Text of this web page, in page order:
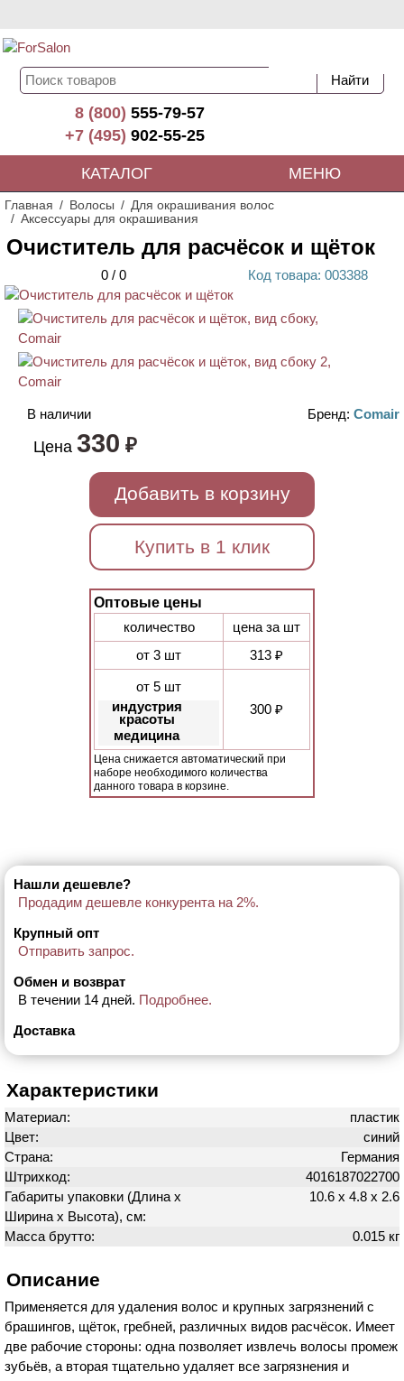
8 (800)555-79-57
+7 (495)902-55-25
КАТАЛОГ МЕНЮ
Главная Волосы
Для окрашивания волос
Аксессуары для окрашивания
Очиститель для расчёсок и щёток
0 / 0 Код товара: 003388
В наличии Бренд: Comair
Цена 330 ₽
Добавить в корзину
Купить в 1 клик
Оптовые цены
количество
цена за шт
от 3 шт
313 ₽
от 5 шт
индустрия
красоты
медицина
300 ₽
Цена снижается автоматический при
наборе необходимого количества
данного товара в корзине.
Нашли дешевле?
Продадим дешевле конкурента на 2%.
Крупный опт
Отправить запрос.
Обмен и возврат
В течении 14 дней. Подробнее.
Доставка
Характеристики
Материал:
пластик
Цвет:
синий
Страна:
Германия
Штрихкод:
4016187022700
Габариты упаковки (Длина х
Ширина х Высота), см:
10.6 х 4.8 х 2.6
Масса брутто: 0.015 кг
Описание
Применяется для удаления волос и крупных загрязнений с
брашингов, щёток, гребней, различных видов расчёсок. Имеет
две рабочие стороны: одна позволяет извлечь волосы промеж
зубьёв, а вторая тщательно удаляет все загрязнения и